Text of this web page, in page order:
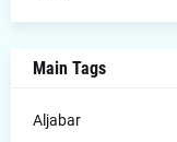
Main Tags
Aljabar